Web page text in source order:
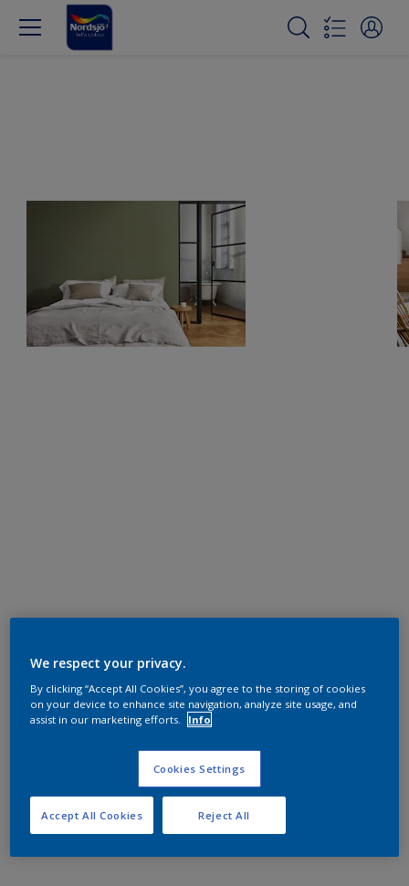
We respect your privacy.
By clicking “Accept All Cookies”, you agree to the storing of cookies
on your device to enhance site navigation, analyze site usage, and
assist in our marketing efforts.
Info
Cookies Settings
Reject All
Accept All Cookies